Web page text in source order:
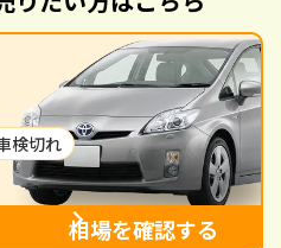
検切れ
相場を確認する